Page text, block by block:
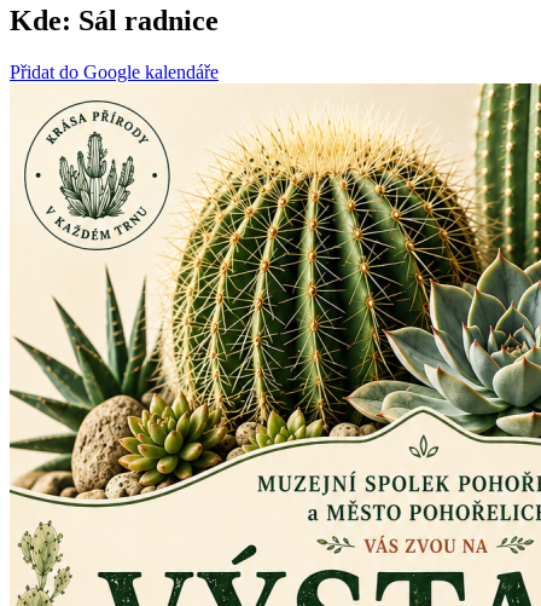
Kde: Sál radnice
Přidat do Google kalendáře